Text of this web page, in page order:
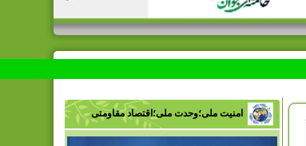
امنیت ملی؛وحدت ملی؛اقتصاد مقاومتی